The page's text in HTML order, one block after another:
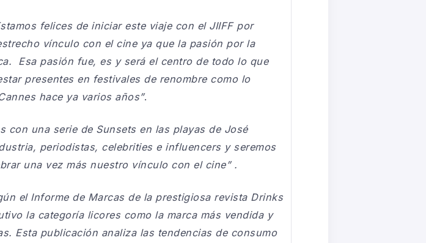
felices de iniciar este viaje con el JIIFF por
vínculo con el cine ya que la pasión por la
Esa pasión fue, es y será el centro de todo lo que
presentes en festivales de renombre como lo
hace ya varios años”.
una serie de Sunsets en las playas de José
periodistas, celebrities e influencers y seremos
una vez más nuestro vínculo con el cine” .
el Informe de Marcas de la prestigiosa revista Drinks
la categoría licores como la marca más vendida y
Esta publicación analiza las tendencias de consumo